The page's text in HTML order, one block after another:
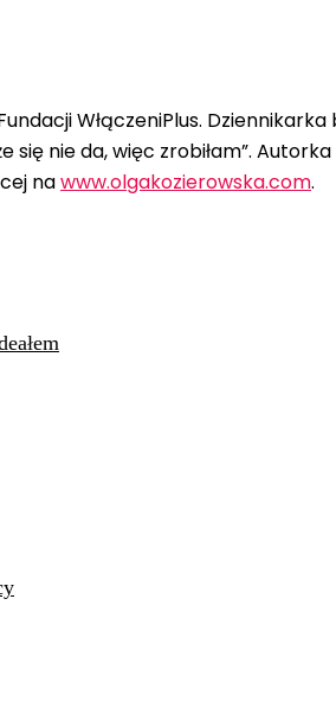
WłączeniPlus.
nie da, więc zrobiłam”. Autorka
nawww.olgakozierowska.com.